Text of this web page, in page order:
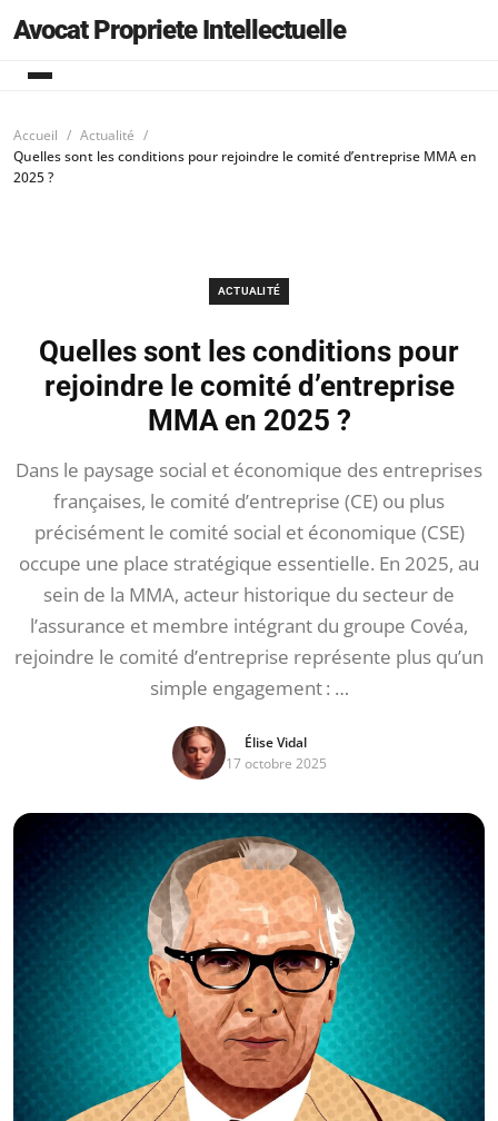
Avocat Propriete Intellectuelle
Accueil
Actualité
Quelles sont les conditions pour rejoindre le comité d’entreprise MMA en
2025 ?
ACTUALITÉ
Quelles sont les conditions pour
rejoindre le comité d’entreprise
MMA en 2025 ?
Dans le paysage social et économique des entreprises
françaises, le comité d’entreprise (CE) ou plus
précisément le comité social et économique (CSE)
occupe une place stratégique essentielle. En 2025, au
sein de la MMA, acteur historique du secteur de
l’assurance et membre intégrant du groupe Covéa,
rejoindre le comité d’entreprise représente plus qu’un
simple engagement : …
Élise Vidal
17 octobre 2025